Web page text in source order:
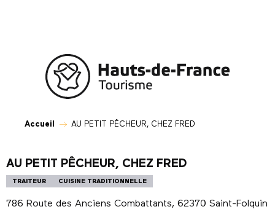
Accueil AU PETIT PÊCHEUR, CHEZ FRED
AU PETIT PÊCHEUR, CHEZ FRED
TRAITEUR CUISINE TRADITIONNELLE
786 Route des Anciens Combattants, 62370 Saint-Folquin